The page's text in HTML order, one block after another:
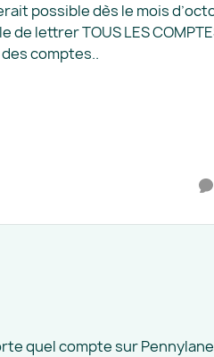
possible dès le mois
lettrer TOUS LES
comptes..
quel compte sur Pennylane